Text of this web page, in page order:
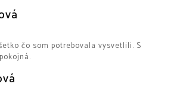
čo som potrebovala vysvetlili. S